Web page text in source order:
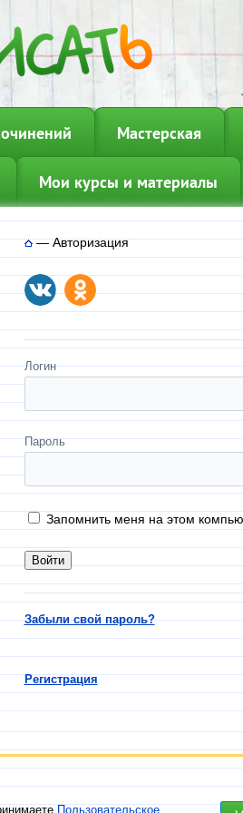
Мастерская
Мои курсы и материалы
—Авторизация
Логин
Пароль
Запомнить меня на этом
Забыли свой пароль?
Регистрация
Пользовательское